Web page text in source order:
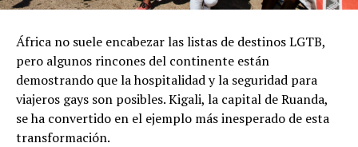
África no suele encabezar las listas de destinos LGTB,
pero algunos rincones del continente están
demostrando que la hospitalidad y la seguridad para
viajeros gays son posibles. Kigali, la capital de Ruanda,
se ha convertido en el ejemplo más inesperado de esta
transformación.